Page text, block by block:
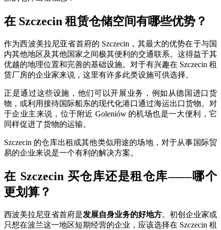
在 Szczecin 租赁仓储空间有哪些优势？
作为西波美拉尼亚省首府的 Szczecin，其最大的优势在于与国
内其他地区及其他国家之间极其便利的交通联系。这得益于其
优越的地理位置和完善的基础设施。对于有兴趣在 Szczecin 租
赁厂房的企业家来说，这里有许多此类设施可供选择。
正是通过这些设施，他们可以开展业务，例如从德国进口货
物，或利用接待国际船东的现代化港口通过海运出口货物。对
于企业主来说，位于附近 Goleniów 的机场也是一大便利，它
同样促进了货物的运输。
Szczecin 的仓库出租或其他类似用途的场地，对于从事国际贸
易的企业来说是一个有利的解决方案。
在 Szczecin 买仓库还是租仓库——哪个
更划算？
西波美拉尼亚省首府是发展自身业务的好地方。初创企业家或
只想在波兰这一地区短期经营的企业，应该选择在 Szczecin 租